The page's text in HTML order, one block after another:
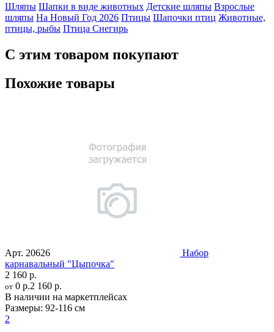
Шляпы Шапки в виде животных Детские шляпы Взрослые
шляпы На Новый Год 2026 Птицы Шапочки птиц Животные,
птицы, рыбы Птица Снегирь
С этим товаром покупают
Похожие товары
Арт. 20626
Набор
карнавальный "Цыпочка"
2 160 р.
от 0 р.2 160 р.
В наличии на маркетплейсах
Размеры: 92-116 см
2